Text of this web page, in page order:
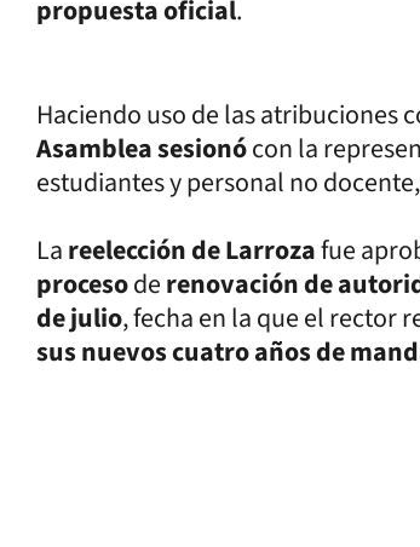
propuesta oficial.
Haciendo uso de las atribuciones
Asamblea sesionócon la
estudiantes y personal no docente,
Lareelección de Larrozafue
procesoderenovación de
de julio, fecha en la que el rector
sus nuevos cuatro años de